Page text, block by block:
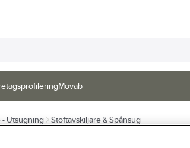
Movab
- Utsugning Stoftavskiljare & Spånsug